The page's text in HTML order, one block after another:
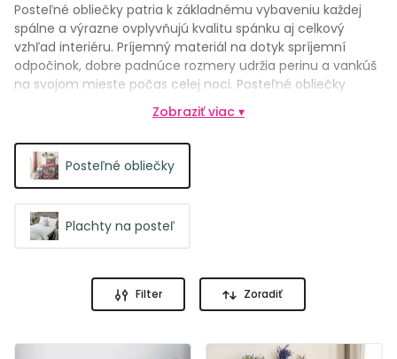
Posteľné obliečky patria k základnému vybaveniu každej
spálne a výrazne ovplyvňujú kvalitu spánku aj celkový
vzhľad interiéru. Príjemný materiál na dotyk spríjemní
odpočinok, dobre padnúce rozmery udržia perinu a vankúš
na svojom mieste počas celej noci. Posteľné obliečky
chránia výplne pred znečistením, uľahčujú údržbu lôžka a
umožňujú jednoducho meniť štýl spálne podľa nálady
alebo ročného obdobia. Praktické zapínanie a odolné
spracovanie zabezpečia dlhú životnosť aj pri pravidelnom
praní.
Zobraziť viac ▾
Posteľné obliečky
Plachty na posteľ
Filter Zoradiť